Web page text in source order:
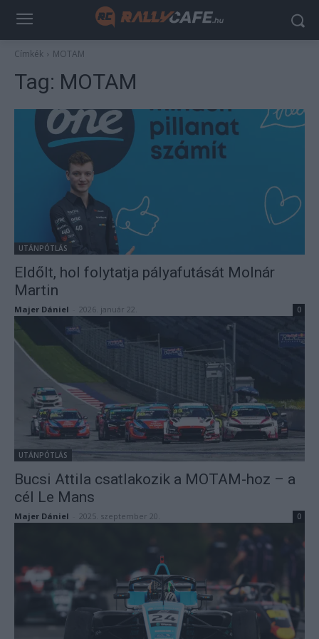
Címkék MOTAM
Tag: MOTAM
UTÁNPÓTLÁS
Eldőlt, hol folytatja pályafutását Molnár
Martin
Majer Dániel 2026. január 22. 0
UTÁNPÓTLÁS
Bucsi Attila csatlakozik a MOTAM-hoz – a
cél Le Mans
Majer Dániel 2025. szeptember 20. 0